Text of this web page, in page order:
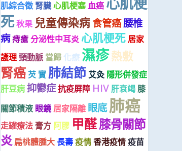
肌綜合徵 腎臟心肌梗塞血癌
死秋果 兒童傳染病食管癌腰椎
病痔瘡分泌性中耳炎 心肌梗死 居家
護理頸動脈 當歸 化療 濕疹熱敷
腎癌 芡 實 肺結節 艾灸 隱形併發症
肝豆病 抑鬱症抗疫屏障 HIV 肝衰竭膝
關節積液 眼鏡 居家隔離 眼底肺癌
走罐療法 膏方 阿膠 甲醛膝骨關節
炎 扁桃體腫大長壽疫情香港疫情疫苗